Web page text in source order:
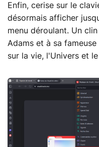
Enfin, cerise sur le
désormais afficher
menu déroulant. Un
Adams et à sa
sur la vie, l'Univers et